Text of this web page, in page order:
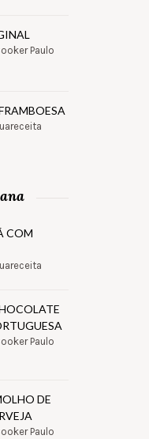
Paulo
COM
Paulo
DE
Paulo